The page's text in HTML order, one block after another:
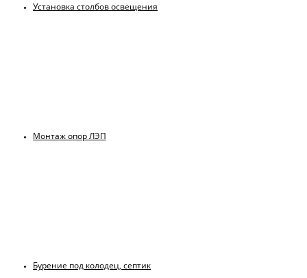
Установка столбов освещения
Монтаж опор ЛЭП
Бурение под колодец, септик